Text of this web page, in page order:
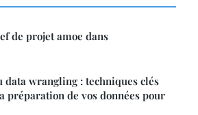
de projet amoe dans
data wrangling : techniques clés
préparation de vos données pour